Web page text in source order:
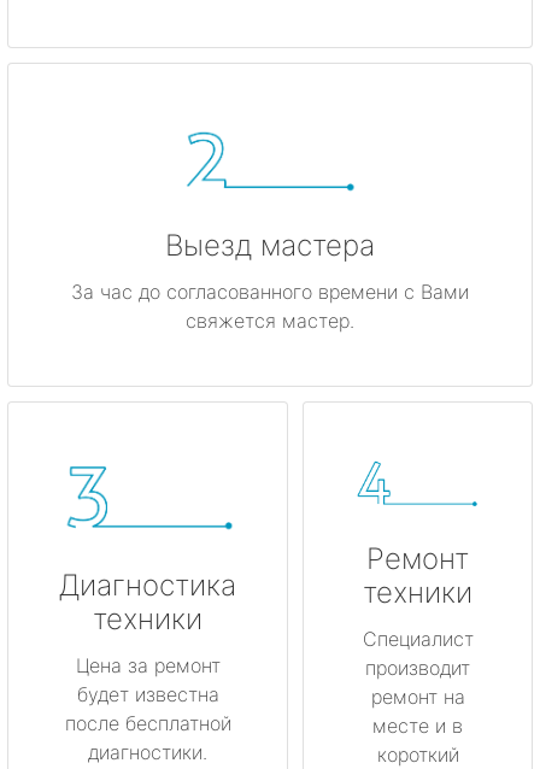
Выезд мастера
За час до согласованного времени с Вами
свяжется мастер.
Диагностика
техники
Цена за ремонт
будет известна
после бесплатной
диагностики.
Ремонт
техники
Специалист
производит
ремонт на
месте и в
короткий